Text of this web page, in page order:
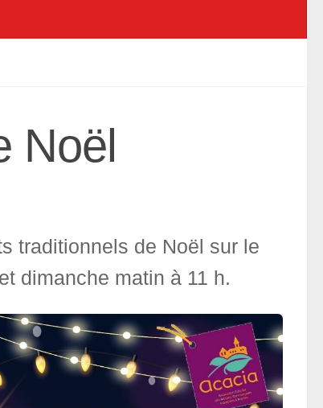
Noël
traditionnels de Noël sur le
dimanche matin à 11 h.